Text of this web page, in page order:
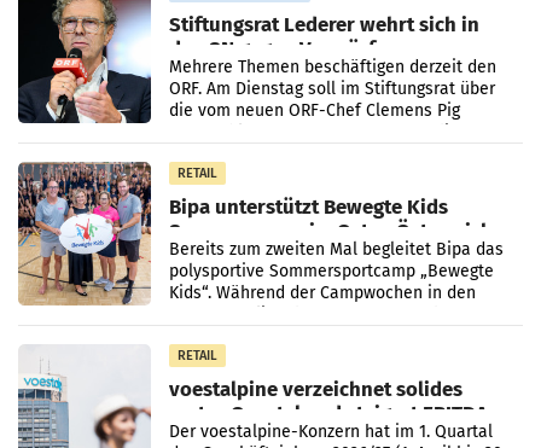
Stiftungsrat Lederer wehrt sich in
den SN gegen Vorwürfe
Mehrere Themen beschäftigen derzeit den
ORF. Am Dienstag soll im Stiftungsrat über
die vom neuen ORF-Chef Clemens Pig
RETAIL
Bipa unterstützt Bewegte Kids
Sommercamps im Osten Österreichs
Bereits zum zweiten Mal begleitet Bipa das
polysportive Sommersportcamp „Bewegte
Kids“. Während der Campwochen in den
RETAIL
voestalpine verzeichnet solides
erstes Quartal und steigert EBITDA
Der voestalpine-Konzern hat im 1. Quartal